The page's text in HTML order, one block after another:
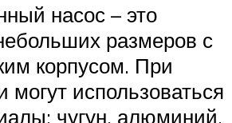
насос – это
размеров с
корпусом. При
могут использоваться
чугун, алюминий,